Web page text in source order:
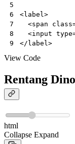
5
6
7
8
9
<label >
<span class
<input type
</ label >
View Code
Rentang
html
Collapse Expand